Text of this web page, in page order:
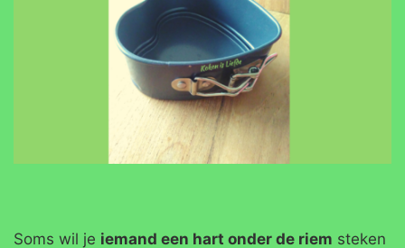
Soms wil je iemand een hart onder de riem steken